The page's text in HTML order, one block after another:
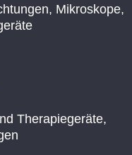
Mikroskope,
Therapiegeräte,